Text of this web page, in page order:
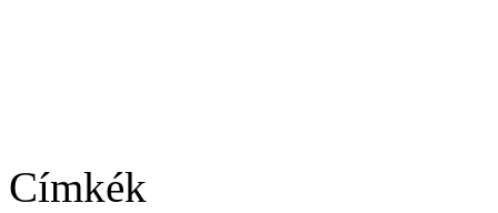
Címkék